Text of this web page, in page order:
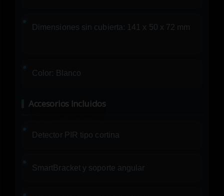
Dimensiones sin cubierta: 141 x 50 x 72 mm
Color: Blanco
Accesorios Incluidos
Detector PIR tipo cortina
SmartBracket y soporte angular